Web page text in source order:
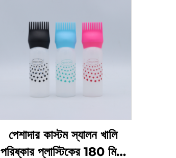
পেশাদার কাস্টম স্যালন খালি
পরিষ্কার প্লাস্টিকের 180 মিলি